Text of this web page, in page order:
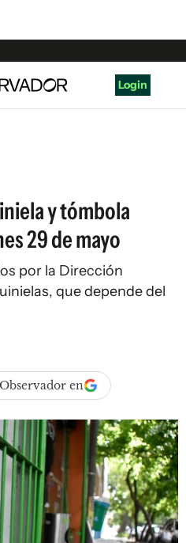
Login
y tómbola
29 de mayo
por la Dirección
que depende del
en